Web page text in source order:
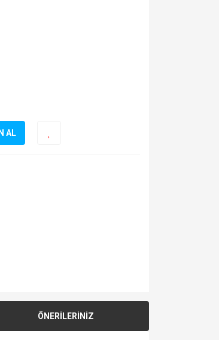
AL
ÖNERİLERİNİZ